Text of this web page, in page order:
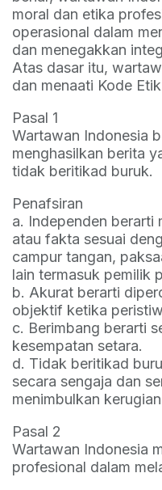
moral dan etika
operasional dalam
dan menegakkan
Atas dasar itu,
dan menaati Kode
Pasal 1
Wartawan Indonesia
menghasilkan berita
tidak beritikad buruk.
Penafsiran
a. Independen berarti
atau fakta sesuai
campur tangan,
lain termasuk pemilik
b. Akurat berarti
objektif ketika
c. Berimbang berarti
kesempatan setara.
d. Tidak beritikad
secara sengaja dan
menimbulkan
Pasal 2
Wartawan Indonesia
profesional dalam